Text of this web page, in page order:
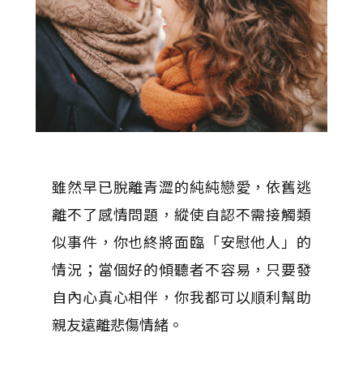
雖然早已脫離青澀的純純戀愛，依舊逃
離不了感情問題，縱使自認不需接觸類
似事件，你也終將面臨「安慰他人」的
情況；當個好的傾聽者不容易，只要發
自內心真心相伴，你我都可以順利幫助
親友遠離悲傷情緒。